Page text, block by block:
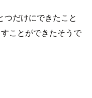
つだけにできたこと
ことができたそうで